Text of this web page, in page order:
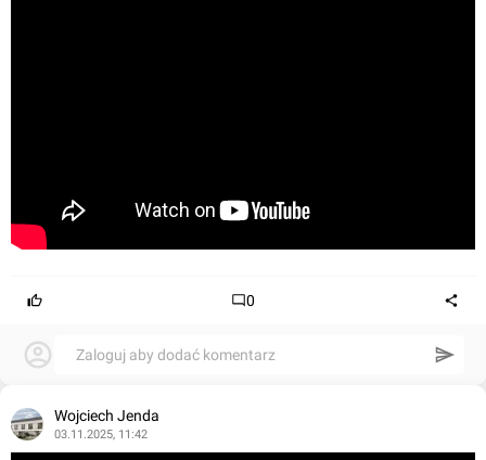
0
Zaloguj aby dodać komentarz
Wojciech Jenda
03.11.2025, 11:42